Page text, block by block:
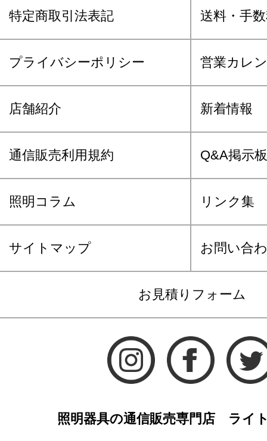
特定商取引法表記 送料・手
プライバシーポリシー 営業カレ
店舗紹介 新着情報
通信販売利用規約 Q&A掲示板
照明コラム リンク集
サイトマップ お問い合
お見積りフォーム
照明器具の通信販売専門店 ライ